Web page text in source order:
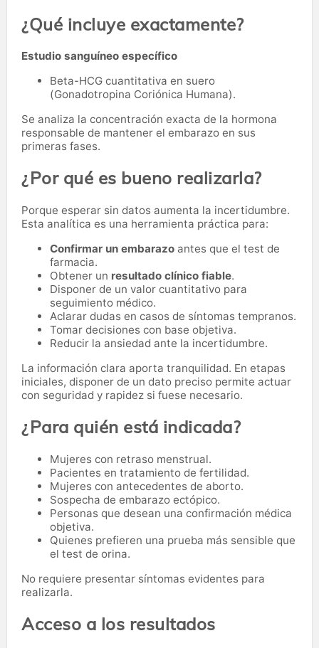
¿Qué incluye exactamente?
Estudio sanguíneo específico
Beta-HCG cuantitativa en suero
(Gonadotropina Coriónica Humana).
Se analiza la concentración exacta de la hormona
responsable de mantener el embarazo en sus
primeras fases.
¿Por qué es bueno realizarla?
Porque esperar sin datos aumenta la incertidumbre.
Esta analítica es una herramienta práctica para:
Confirmar un embarazo antes que el test de
farmacia.
Obtener un resultado clínico fiable.
Disponer de un valor cuantitativo para
seguimiento médico.
Aclarar dudas en casos de síntomas tempranos.
Tomar decisiones con base objetiva.
Reducir la ansiedad ante la incertidumbre.
La información clara aporta tranquilidad. En etapas
iniciales, disponer de un dato preciso permite actuar
con seguridad y rapidez si fuese necesario.
¿Para quién está indicada?
Mujeres con retraso menstrual.
Pacientes en tratamiento de fertilidad.
Mujeres con antecedentes de aborto.
Sospecha de embarazo ectópico.
Personas que desean una confirmación médica
objetiva.
Quienes prefieren una prueba más sensible que
el test de orina.
No requiere presentar síntomas evidentes para
realizarla.
Acceso a los resultados